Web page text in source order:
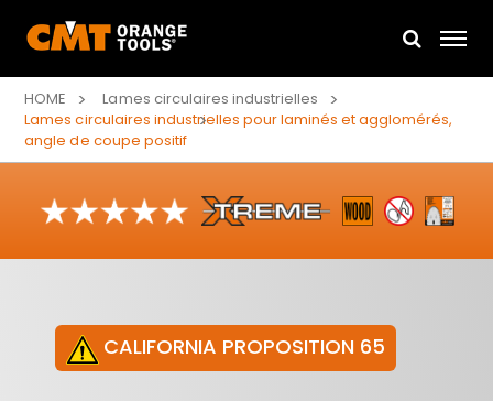
HOME
Lames circulaires industrielles
Lames circulaires industrielles pour laminés et agglomérés,
angle de coupe positif
CALIFORNIA PROPOSITION 65